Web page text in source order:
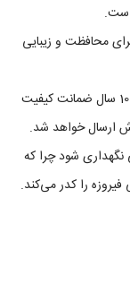
محافظت و زیبایی
قندان مسی فیروزه‌کوبی برند شمائی، دارای 10 سال ضمانت کیفیت
ارسال خواهد شد.
نگهداری شود چرا که
را کدر می‌کند.